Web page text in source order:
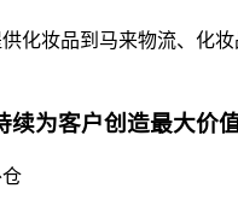
化妆品到马来物流、化
为客户创造最大价值